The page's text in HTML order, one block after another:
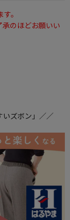
。
のほどお願いい
いズボン」／／